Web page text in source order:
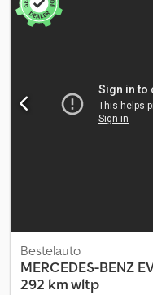
Uitrusting:
ABS,
elektronisch
buitenspiegels,
trekhaak, luchtvering,
zijbescherming,
Bestelauto
MERCEDES-BENZ
292 km wltp